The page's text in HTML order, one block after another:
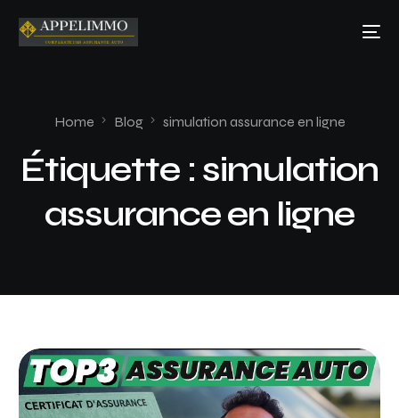
Home Blog simulation assurance en ligne
Étiquette : simulation
assurance en ligne